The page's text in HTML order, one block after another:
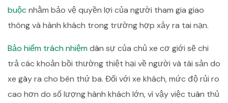
buộcnhằm bảo vệ quyền lợi của người tham gia giao
thông và hành khách trong trường hợp xảy ra tai nạn.
Bảo hiểm trách nhiệmdân sự của chủ xe cơ giới sẽ chi
trả các khoản bồi thường thiệt hại về người và tài sản do
xe gây ra cho bên thứ ba. Đối với xe khách, mức độ rủi ro
cao hơn do số lượng hành khách lớn, vì vậy việc tuân thủ